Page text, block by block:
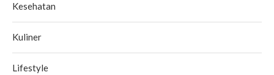
Kesehatan
Kuliner
Lifestyle